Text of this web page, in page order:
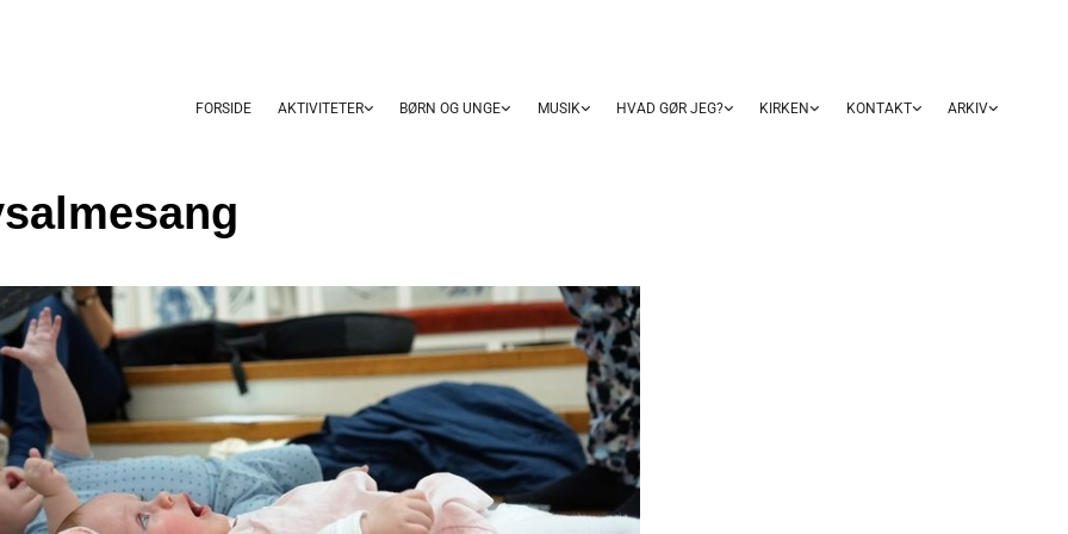
FORSIDE AKTIVITETER BØRN OG UNGE MUSIK HVAD GØR JEG? KIRKEN KONTAKT ARKIV